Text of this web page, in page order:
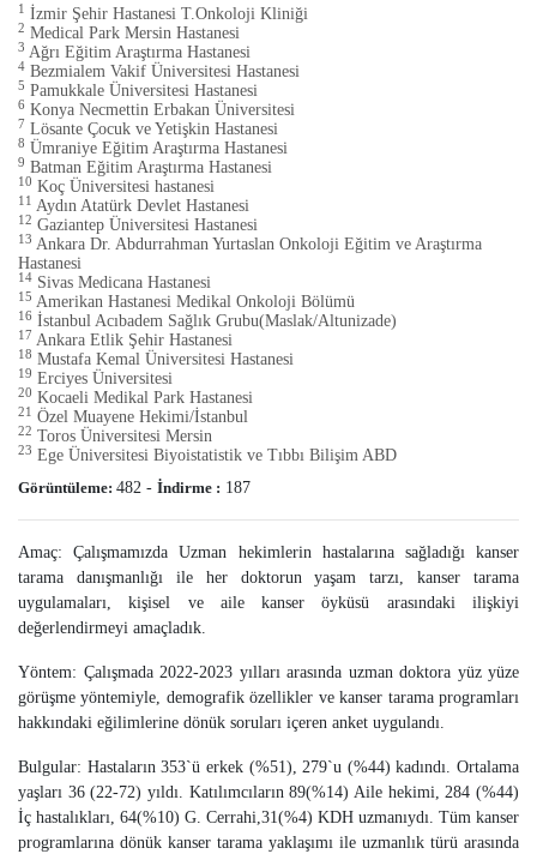
1 İzmir Şehir Hastanesi T.Onkoloji Kliniği
2 Medical Park Mersin Hastanesi
3 Ağrı Eğitim Araştırma Hastanesi
4 Bezmialem Vakif Üniversitesi Hastanesi
5 Pamukkale Üniversitesi Hastanesi
6 Konya Necmettin Erbakan Üniversitesi
7 Lösante Çocuk ve Yetişkin Hastanesi
8 Ümraniye Eğitim Araştırma Hastanesi
9 Batman Eğitim Araştırma Hastanesi
10 Koç Üniversitesi hastanesi
11 Aydın Atatürk Devlet Hastanesi
12 Gaziantep Üniversitesi Hastanesi
13 Ankara Dr. Abdurrahman Yurtaslan Onkoloji Eğitim ve Araştırma
Hastanesi
14 Sivas Medicana Hastanesi
15 Amerikan Hastanesi Medikal Onkoloji Bölümü
16 İstanbul Acıbadem Sağlık Grubu(Maslak/Altunizade)
17 Ankara Etlik Şehir Hastanesi
18 Mustafa Kemal Üniversitesi Hastanesi
19 Erciyes Üniversitesi
20 Kocaeli Medikal Park Hastanesi
21 Özel Muayene Hekimi/İstanbul
22 Toros Üniversitesi Mersin
23 Ege Üniversitesi Biyoistatistik ve Tıbbı Bilişim ABD
Görüntüleme: 482 - İndirme : 187
Amaç: Çalışmamızda Uzman hekimlerin hastalarına sağladığı kanser
tarama danışmanlığı ile her doktorun yaşam tarzı, kanser tarama
uygulamaları, kişisel ve aile kanser öyküsü arasındaki ilişkiyi
değerlendirmeyi amaçladık.
Yöntem: Çalışmada 2022-2023 yılları arasında uzman doktora yüz yüze
görüşme yöntemiyle, demografik özellikler ve kanser tarama programları
hakkındaki eğilimlerine dönük soruları içeren anket uygulandı.
Bulgular: Hastaların 353`ü erkek (%51), 279`u (%44) kadındı. Ortalama
yaşları 36 (22-72) yıldı. Katılımcıların 89(%14) Aile hekimi, 284 (%44)
İç hastalıkları, 64(%10) G. Cerrahi,31(%4) KDH uzmanıydı. Tüm kanser
programlarına dönük kanser tarama yaklaşımı ile uzmanlık türü arasında